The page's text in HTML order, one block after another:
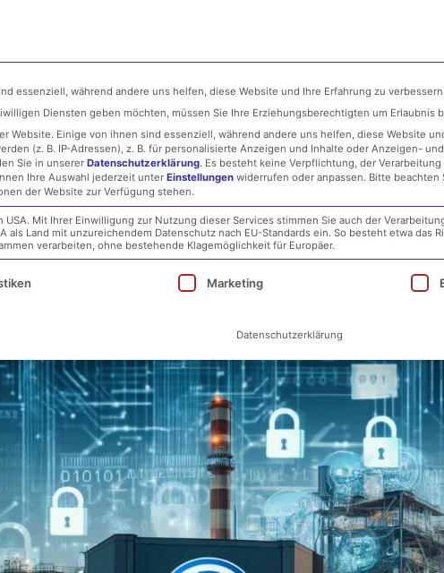
Unternehmen MSP IT-Security
Volkswagen: Chinesische
essenziell, während andere uns helfen, diese Website und Ihre Erfahrung zu
Diensten geben möchten, müssen Sie Ihre Erziehungsberechtigten um Erlaubnis
Website. Einige von ihnen sind essenziell, während andere uns helfen, diese Website
(z. B. IP-Adressen), z. B. für personalisierte Anzeigen und Inhalte oder Anzeigen-
Sie in unserer Datenschutzerklärung. Es besteht keine Verpflichtung, der Verarbeitung
Ihre Auswahl jederzeit unter Einstellungen widerrufen oder anpassen. Bitte beachten
der Website zur Verfügung stehen.
Mit Ihrer Einwilligung zur Nutzung dieser Services stimmen Sie auch der
als Land mit unzureichendem Datenschutz nach EU-Standards ein. So besteht etwa das
verarbeiten, ohne bestehende Klagemöglichkeit für Europäer.
für die eine Einwilligung erteilt werden kann.
Marketing
Datenschutzerklärung